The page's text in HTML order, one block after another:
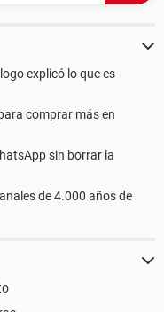
explicó lo que es
comprar más en
sin borrar la
de 4.000 años de